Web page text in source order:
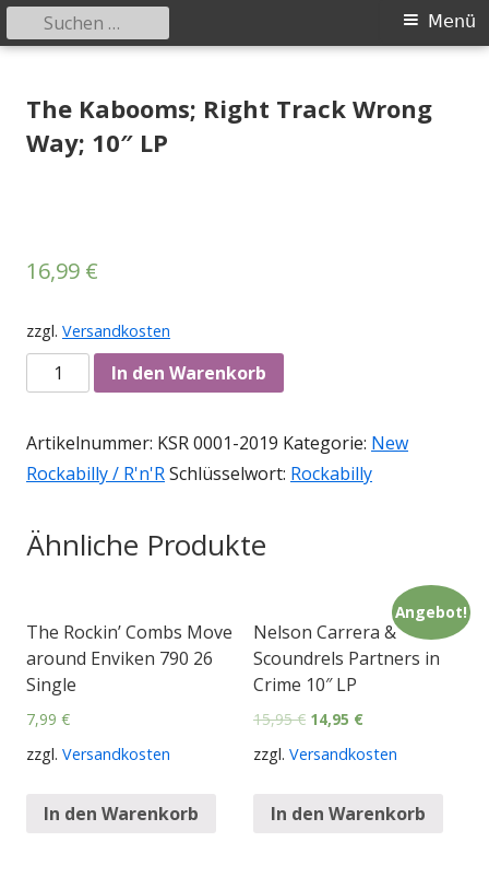
zum
Primäres
Menü
Suchen
nach:
The Kabooms; Right Track Wrong
Way; 10″ LP
16,99 €
zzgl. Versandkosten
Anzahl In den Warenkorb
Artikelnummer: KSR 0001-2019 Kategorie: New
Rockabilly / R'n'RSchlüsselwort: Rockabilly
Ähnliche Produkte
The Rockin’ Combs Move
around Enviken 790 26
Single
7,99 €
zzgl. Versandkosten
In den Warenkorb
Angebot!
Nelson Carrera &
Scoundrels Partners in
Crime 10″ LP
15,95€ 14,95 €
zzgl. Versandkosten
In den Warenkorb